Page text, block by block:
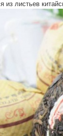
из листьев